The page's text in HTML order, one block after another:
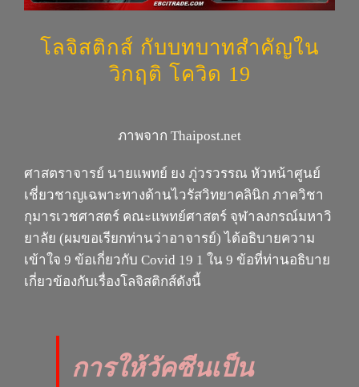
โลจิสติกส์ กับบทบาทสำคัญใน
วิกฤติ โควิด 19
ภาพจาก Thaipost.net
ศาสตราจารย์ นายแพทย์ ยง ภู่วรวรรณ หัวหน้าศูนย์
เชี่ยวชาญเฉพาะทางด้านไวรัสวิทยาคลินิก ภาควิชา
กุมารเวชศาสตร์ คณะแพทย์ศาสตร์ จุฬาลงกรณ์มหาวิ
ยาลัย (ผมขอเรียกท่านว่าอาจารย์)ได้อธิบายความ
เข้าใจ 9 ข้อเกี่ยวกับ Covid 19 1 ใน 9 ข้อที่ท่านอธิบาย
เกี่ยวข้องกับเรื่องโลจิสติกส์ดังนี้
การให้วัคซีนเป็น